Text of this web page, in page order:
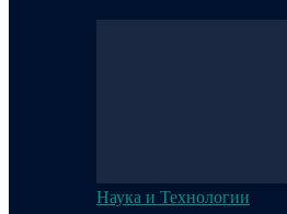
Наука и Технологии